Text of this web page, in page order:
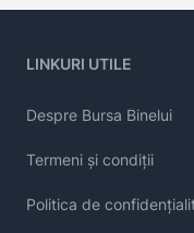
LINKURI UTILE
Despre Bursa Binelui
Termeni și condiții
Politica de